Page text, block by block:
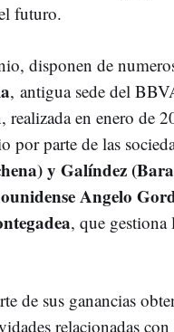
futuro.
disponen de
, antigua sede del
realizada en enero de
por parte de las
y Galíndez
Angelo
, que gestiona
de sus ganancias
relacionadas